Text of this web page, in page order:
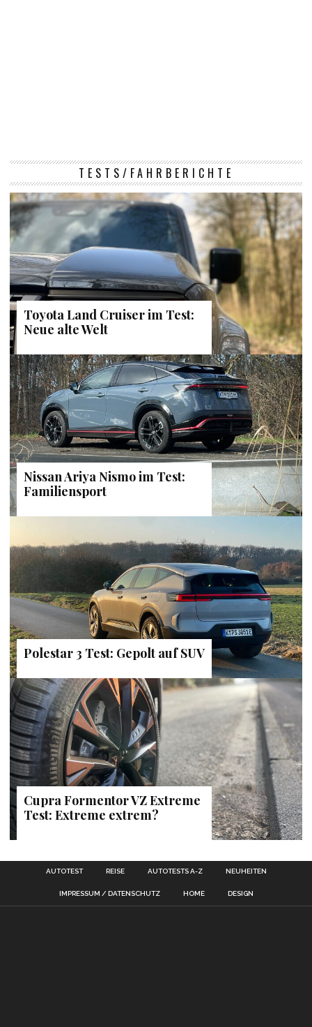
TESTS/FAHRBERICHTE
Toyota Land Cruiser im Test:
Neue alte Welt
Nissan Ariya Nismo im Test:
Familiensport
Polestar 3 Test: Gepolt auf SUV
Cupra Formentor VZ Extreme
Test: Extreme extrem?
AUTOTEST REISE AUTOTESTS A-Z NEUHEITEN
IMPRESSUM / DATENSCHUTZ HOME DESIGN